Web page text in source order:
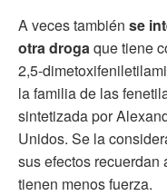
A veces también se
otra drogaque tiene
2,5-
la familia de las
sintetizada por
Unidos. Se la
sus efectos recuerdan
tienen menos fuerza.